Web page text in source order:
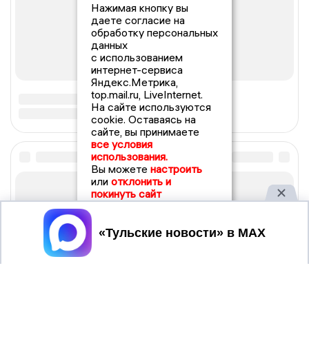
Нажимая кнопку вы
даете согласие на
обработку персональных
данных
с использованием
интернет-сервиса
Яндекс.Метрика,
top.mail.ru, LiveInternet.
На сайте используются
cookie. Оставаясь на
сайте, вы принимаете
все условия
использования.
Вы можете настроить
или отклонить и
покинуть сайт
Принять